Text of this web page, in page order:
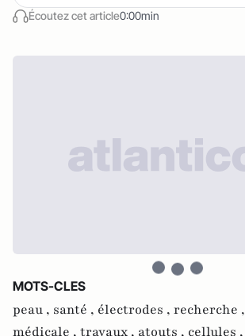
Écoutez cet article0:00min
MOTS-CLES
peau , santé , électrodes , recherche ,
médicale , travaux , atouts , cellules ,